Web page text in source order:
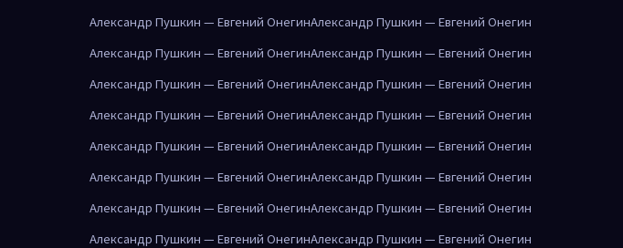
Александр Пушкин — Евгений ОнегинАлександр Пушкин — Евгений Онегин
Александр Пушкин — Евгений ОнегинАлександр Пушкин — Евгений Онегин
Александр Пушкин — Евгений ОнегинАлександр Пушкин — Евгений Онегин
Александр Пушкин — Евгений ОнегинАлександр Пушкин — Евгений Онегин
Александр Пушкин — Евгений ОнегинАлександр Пушкин — Евгений Онегин
Александр Пушкин — Евгений ОнегинАлександр Пушкин — Евгений Онегин
Александр Пушкин — Евгений ОнегинАлександр Пушкин — Евгений Онегин
Александр Пушкин — Евгений ОнегинАлександр Пушкин — Евгений Онегин